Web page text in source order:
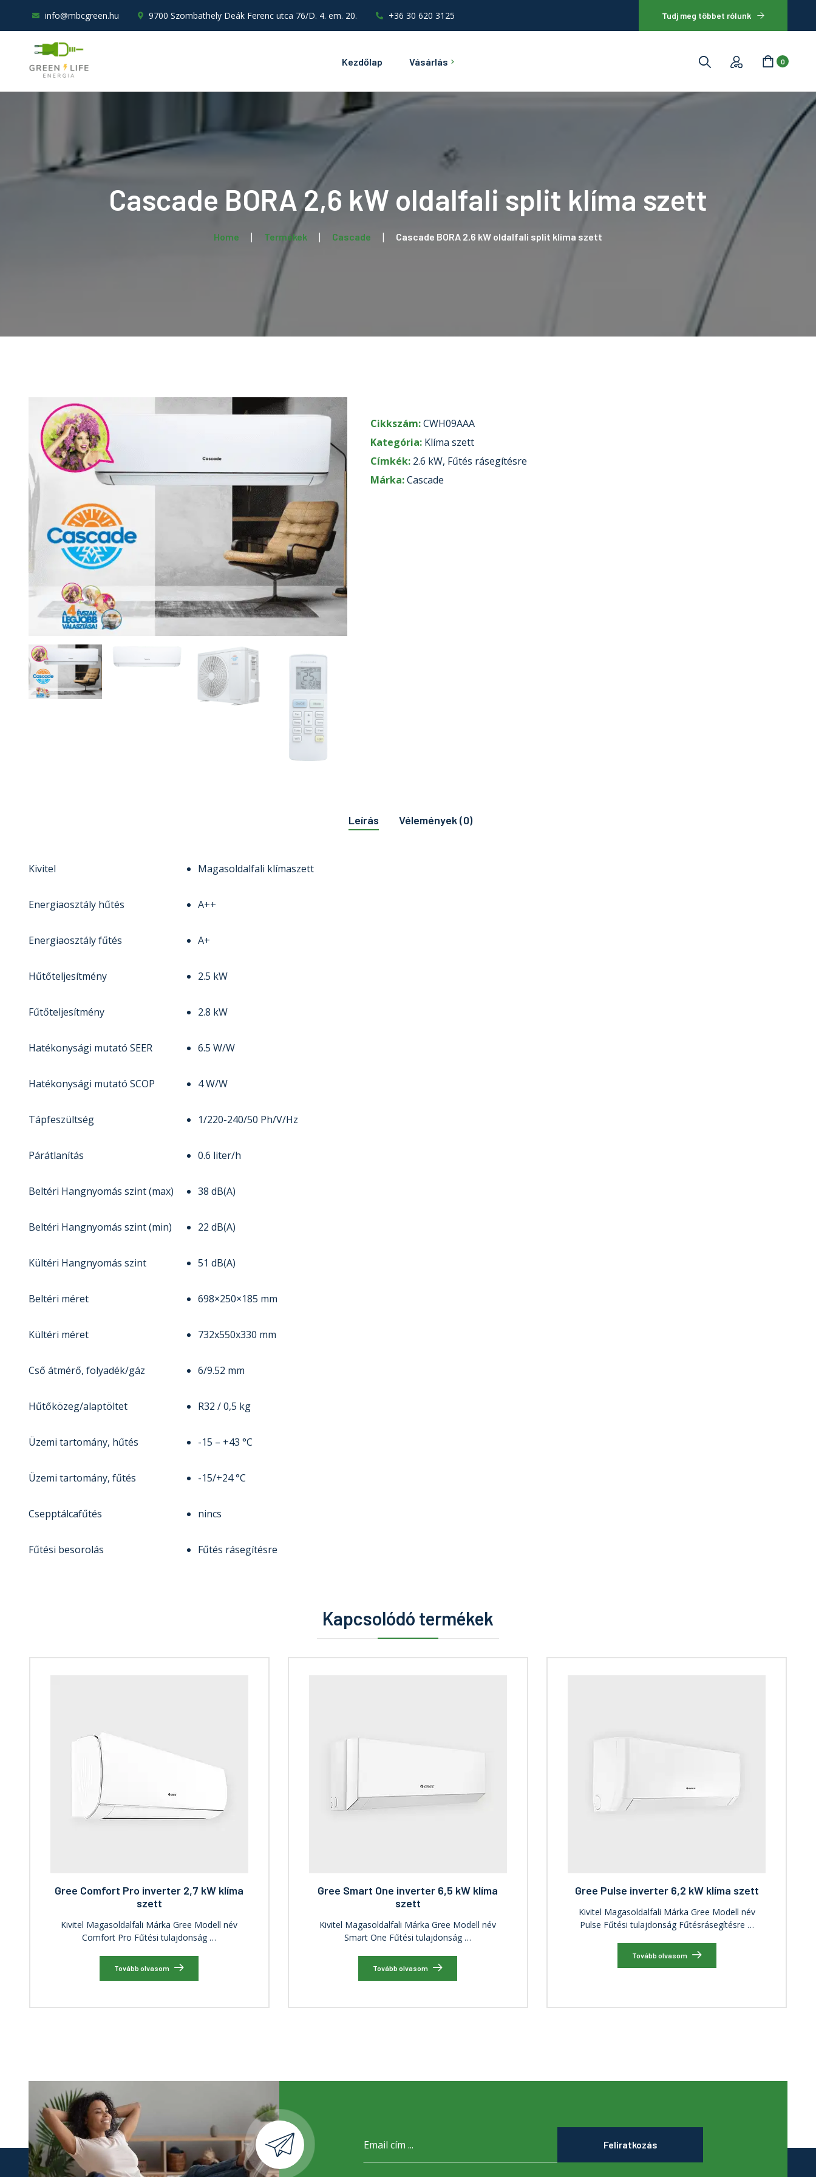
info@mbcgreen.hu 9700 Szombathely Deák Ferenc utca 76/D. 4. em. 20. +36 30 620 3125 Tudj meg többet rólunk
Kezdőlap Vásárlás
Termékek
0
Cascade BORA 2,6 kW oldalfali split klíma szett
Home Termékek Cascade Cascade BORA 2,6 kW oldalfali split klíma szett
Cikkszám:CWH09AAA
Kategória: Klíma szett
Címkék: 2.6 kW, Fűtés rásegítésre
Márka:Cascade
Leírás Vélemények (0)
Kivitel Magasoldalfali klímaszett
Energiaosztály hűtés A++
Energiaosztály fűtés A+
Hűtőteljesítmény 2.5 kW
Fűtőteljesítmény 2.8 kW
Hatékonysági mutató SEER 6.5 W/W
Hatékonysági mutató SCOP 4 W/W
Tápfeszültség 1/220-240/50 Ph/V/Hz
Párátlanítás 0.6 liter/h
Beltéri Hangnyomás szint (max) 38 dB(A)
Beltéri Hangnyomás szint (min) 22 dB(A)
Kültéri Hangnyomás szint 51 dB(A)
Beltéri méret 698×250×185 mm
Kültéri méret 732x550x330 mm
Cső átmérő, folyadék/gáz 6/9.52 mm
Hűtőközeg/alaptöltet R32 / 0,5 kg
Üzemi tartomány, hűtés -15 – +43 °C
Üzemi tartomány, fűtés -15/+24 °C
Csepptálcafűtés nincs
Fűtési besorolás Fűtés rásegítésre
Kapcsolódó termékek
Gree Comfort Pro inverter 2,7 kW klíma
szett
Kivitel Magasoldalfali Márka Gree Modell név
Comfort Pro Fűtési tulajdonság …
Tovább olvasom
Gree Smart One inverter 6,5 kW klíma
szett
Kivitel Magasoldalfali Márka Gree Modell név
Smart One Fűtési tulajdonság …
Tovább olvasom
Gree Pulse inverter 6,2 kW klíma szett
Kivitel Magasoldalfali Márka Gree Modell név
Pulse Fűtési tulajdonság Fűtésrásegítésre …
Tovább olvasom
Feliratkozás